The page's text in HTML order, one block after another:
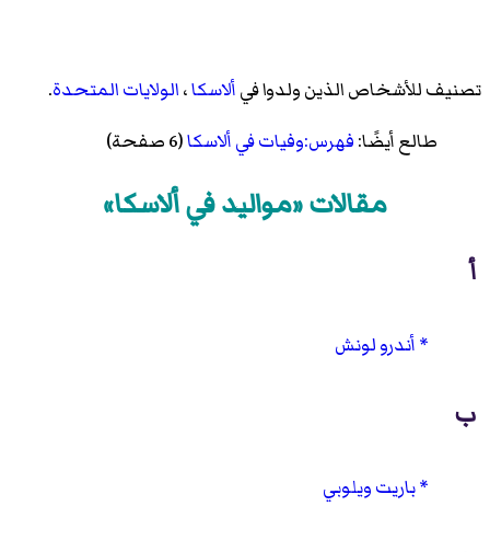
تصنيف للأشخاص الذين ولدوا فيألاسكا،الولايات المتحدة.
طالع أيضًا:فهرس:وفيات في ألاسكا(6 صفحة)
مقالات «مواليد في ألاسكا»
أ
أندرو لونش
ب
باريت ويلوبي